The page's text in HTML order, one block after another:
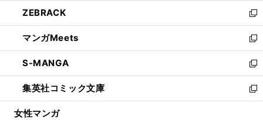
く
で
開
く
ド
ウ
で
開
く
ィ
ン
ド
ウ
で
開
く
し
い
ウ
ィ
ン
ド
ウ
で
開
ZEBRACK
新
し
い
ウ
ィ
ン
ド
ウ
マンガMeets
新
し
い
ウ
ィ
ン
S-MANGA
新
し
い
ウ
集英社コミック文庫
新
し
女性マンガ